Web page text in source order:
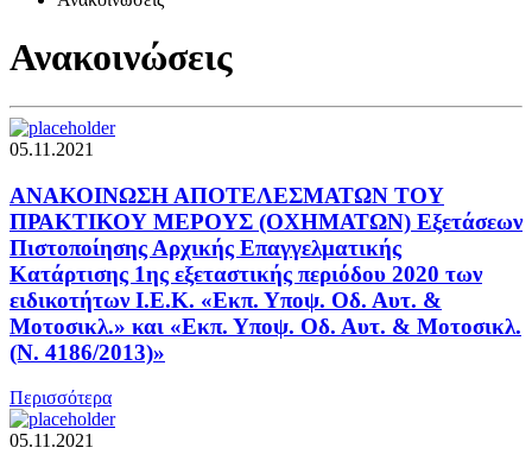
Ανακοινώσεις
05.11.2021
ΑΝΑΚΟΙΝΩΣΗ ΑΠΟΤΕΛΕΣΜΑΤΩΝ TOY
ΠΡΑΚΤΙΚΟΥ ΜΕΡΟΥΣ (ΟΧΗΜΑΤΩΝ) Εξετάσεων
Πιστοποίησης Αρχικής Επαγγελματικής
Κατάρτισης 1ης εξεταστικής περιόδου 2020 των
ειδικοτήτων Ι.Ε.Κ. «Εκπ. Υποψ. Οδ. Αυτ. &
Μοτοσικλ.» και «Εκπ. Υποψ. Οδ. Αυτ. & Μοτοσικλ.
(Ν. 4186/2013)»
Περισσότερα
05.11.2021